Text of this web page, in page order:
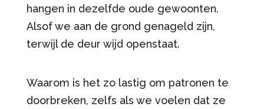
hangen in dezelfde oude gewoonten.
Alsof we aan de grond genageld zijn,
terwijl de deur wijd openstaat.
Waarom is het zo lastig om patronen te
doorbreken, zelfs als we voelen dat ze